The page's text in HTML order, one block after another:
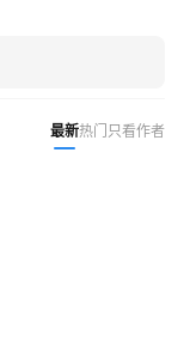
最新热门 只看作者